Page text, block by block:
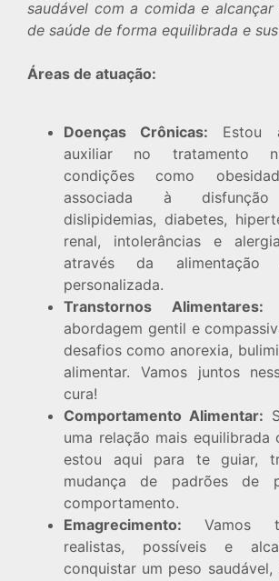
saudável com a comida e
de saúde de forma equilibrada e
Áreas de atuação:
Doenças Crônicas: Estou
auxiliar no tratamento
condições como
associada à disfunção
dislipidemias, diabetes,
renal, intolerâncias e
através da alimentação
personalizada.
Transtornos Alimentares:
abordagem gentil e
desafios como anorexia,
alimentar. Vamos juntos
cura!
Comportamento Alimentar:
uma relação mais equilibrada
estou aqui para te guiar,
mudança de padrões de
comportamento.
Emagrecimento: Vamos
realistas, possíveis e
conquistar um peso saudável,